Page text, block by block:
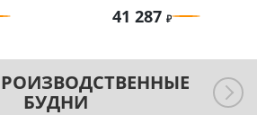
41 287
БУДНИ